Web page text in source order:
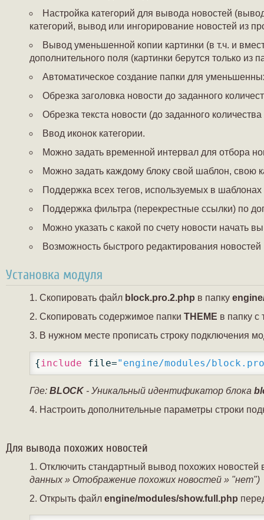
Настройка категорий для вывода новостей
категорий, вывод или ингорирование новостей из
Вывод уменьшенной копии картинки (в т.ч. и
дополнительного поля (картинки берутся только из
Автоматическое создание папки для
Обрезка заголовка новости до заданного
Обрезка текста новости (до заданного
Ввод иконок категории.
Можно задать временной интервал для отбора
Можно задать каждому блоку свой шаблон, свою
Поддержка всех тегов, используемых в шаблонах
Поддержка фильтра (перекрестные ссылки) по
Можно указать с какой по счету новости начать
Возможность быстрого редактирования
Установка модуля
Скопировать файл block.pro.2.php в папку
Скопировать содержимое папки THEME в папку
В нужном месте прописать строку подключения
{include file="engine/modules/
Где: BLOCK - Уникальный идентификатор блока
Настроить дополнительные параметры строки
Для вывода похожих новостей
Отключить стандартный вывод похожих новостей
данных » Отображение похожих новостей » "нет")
Открыть файл engine/modules/show.full.php